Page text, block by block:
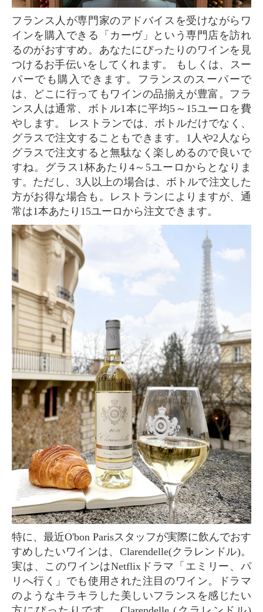
フランス人が専門家のアドバイスを受けながらワ
インを購入できる「カーヴ」という専門店を訪れ
るのがおすすめ。あなたにぴったりのワインを見
つけるお手伝いをしてくれます。 もしくは、スー
パーでも購入できます。フランスのスーパーで
は、どこに行ってもワインの品揃えが豊富。フラ
ンス人は通常、ボトル1本に平均5～15ユーロを費
やします。 レストランでは、ボトルだけでなく、
グラスで注文することもできます。1人や2人なら
グラスで注文すると無駄なく楽しめるので良いで
すね。グラス1杯あたり4～5ユーロからとなりま
す。ただし、3人以上の場合は、ボトルで注文した
方がお得な場合も。レストランによりますが、通
常は1本あたり15ユーロから注文できます。
特に、最近O'bon Parisスタッフが実際に飲んでおす
すめしたいワインは、Clarendelle(クラレンドル)。
実は、このワインはNetflixドラマ「エミリー、パ
リへ行く」でも使用された注目のワイン。ドラマ
のようなキラキラした美しいフランスを感じたい